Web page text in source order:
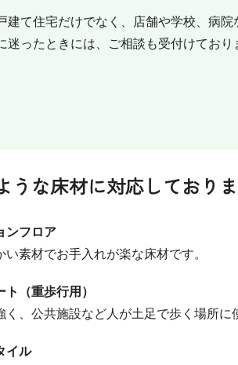
建て住宅だけでなく、店舗や学校、病
迷ったときには、ご相談も受付けており
うな床材に対応しており
ンフロア
い素材でお手入れが楽な床材です。
ト（重歩行用）
く、公共施設など人が土足で歩く場所に
イル